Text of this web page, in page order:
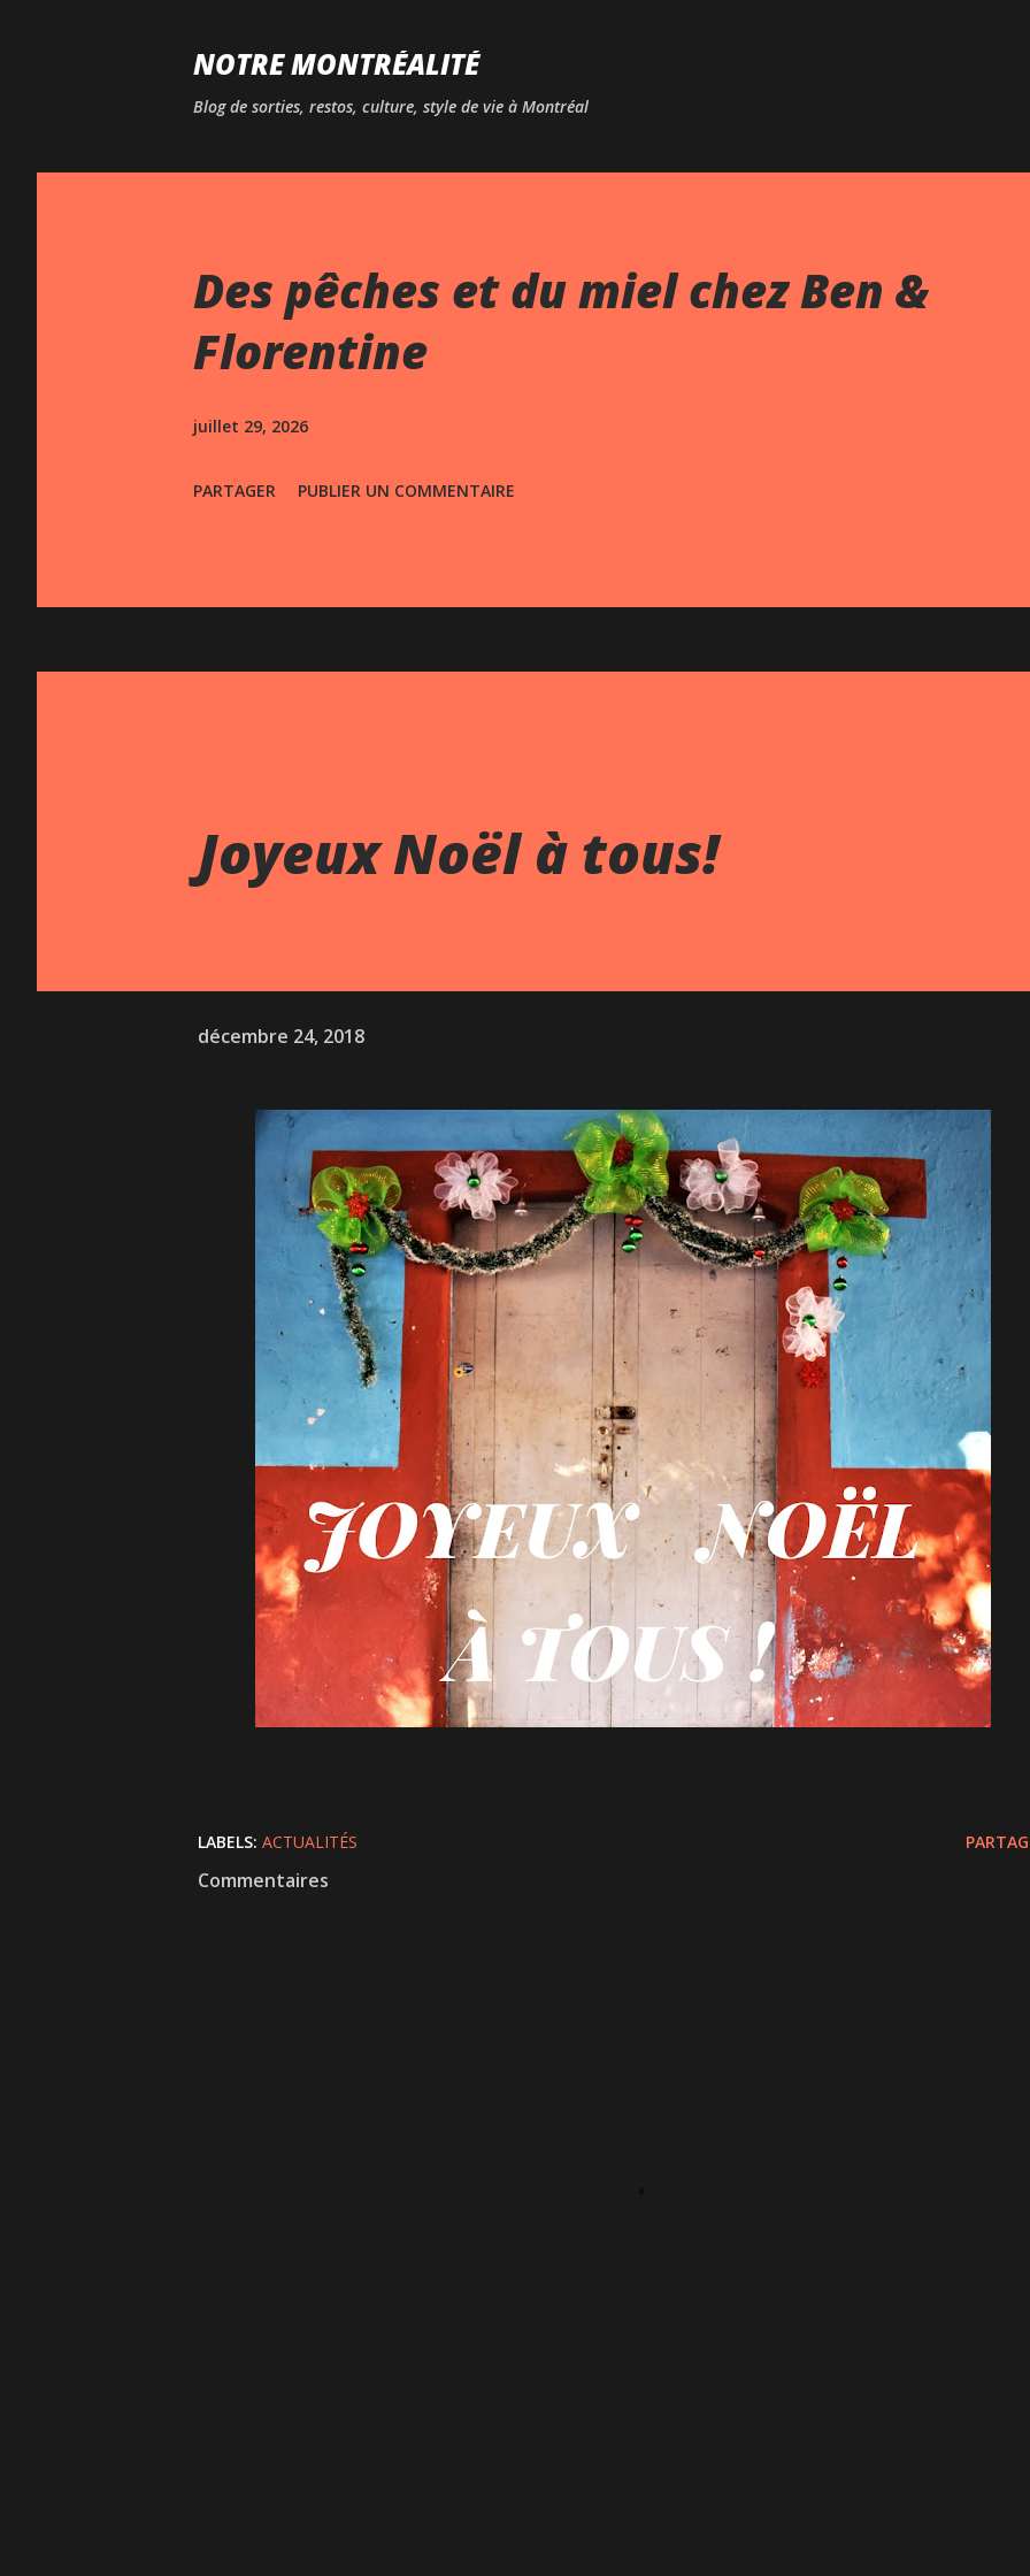
NOTRE MONTRÉALITÉ
Blog de sorties, restos, culture, style de vie à Montréal
Des pêches et du miel chez Ben &
Florentine
juillet 29, 2026
PARTAGER PUBLIER UN COMMENTAIRE
Joyeux Noël à tous!
décembre 24, 2018
LABELS: ACTUALITÉS
Commentaires